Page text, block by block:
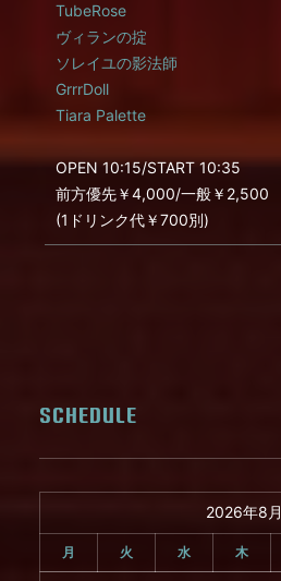
TubeRose
ヴィランの掟
ソレイユの影法師
GrrrDoll
Tiara Palette
OPEN 10:15/START 10:35
前方優先￥4,000/一般￥2,500
(1ドリンク代￥700別)
SCHEDULE
2026年8月
月 火 水 木